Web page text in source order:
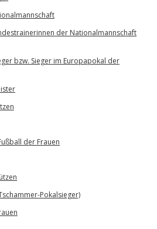
der Nationalmannschaft
bzw. Sieger im Europapokal der
der Frauen
Pokalsieger)